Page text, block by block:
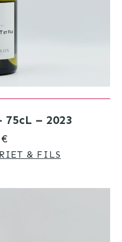
75cL – 2023
& FILS